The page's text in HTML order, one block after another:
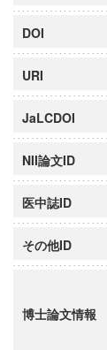
DOI
URI
JaLCDOI
NII論文ID
医中誌ID
その他ID
博士論文情報